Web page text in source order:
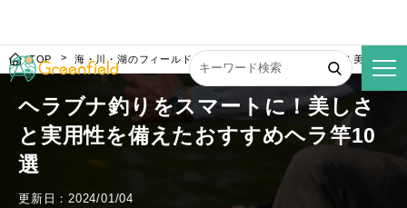
TOP 海・川・湖のフィールド ヘラブナ釣りをスマートに！美しさと
ヘラブナ釣りをスマートに！美しさ
と実用性を備えたおすすめヘラ竿10
選
更新日：2024/01/04